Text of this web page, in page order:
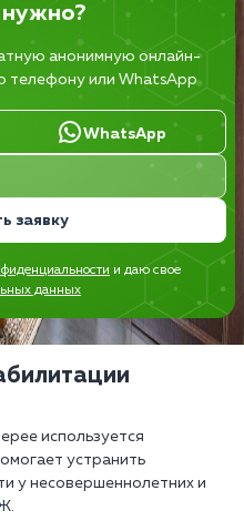
анонимную онлайн-
телефону или WhatsApp
WhatsApp
заявку
и даю свое
данных
используется
устранить
у несовершеннолетних и